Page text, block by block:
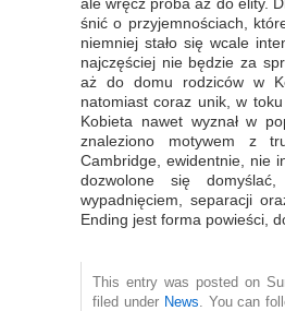
śnić o przyjemnościach,
niemniej stało się wcale
najczęściej nie będzie za
aż do domu rodziców w
natomiast coraz unik, w
Kobieta nawet wyznał w
znaleziono motywem z
Cambridge, ewidentnie, nie
dozwolone się
wypadnięciem, separacji
Ending jest forma powieści,
This entry was posted on
filed under News . You can